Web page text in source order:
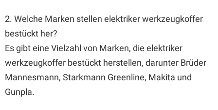
2. Welche Marken stellen elektriker werkzeugkoffer
bestückt her?
Es gibt eine Vielzahl von Marken, die elektriker
werkzeugkoffer bestückt herstellen, darunter Brüder
Mannesmann, Starkmann Greenline, Makita und
Gunpla.